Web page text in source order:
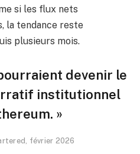
si les flux nets
la tendance reste
plusieurs mois.
devenir le
institutionnel
»
février 2026